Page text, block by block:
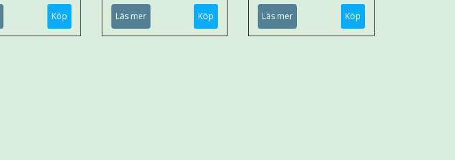
Köp Läs mer Köp Läs mer Köp